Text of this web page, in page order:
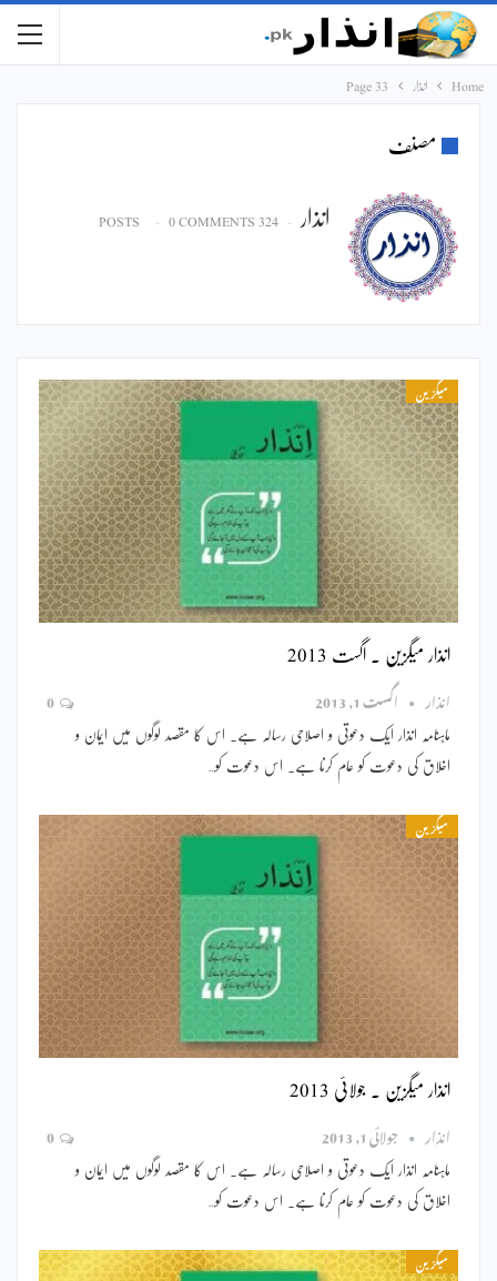
Home انذار Page 33
مصنف
انذار 324 POSTS
0 COMMENTS
میگزین
انذار میگزین ۔ اگست 2013
انذار اگست 1, 2013
ماہنامہ انذار ایک دعوتی و اصلاحی رسالہ ہے۔ اس کا مقصد لوگوں میں ایمان و
اخلاق کی دعوت کو عام کرنا ہے۔ اس دعوت کو…
میگزین
انذار میگزین ۔ جولائی 2013
انذار جولائی 1, 2013
ماہنامہ انذار ایک دعوتی و اصلاحی رسالہ ہے۔ اس کا مقصد لوگوں میں ایمان و
اخلاق کی دعوت کو عام کرنا ہے۔ اس دعوت کو…
میگزین